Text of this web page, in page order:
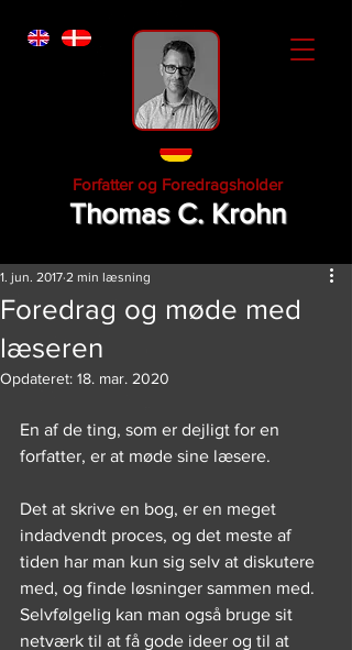
Forfatter og Foredragsholder
Thomas C. Krohn
Foredrag og møde med
læseren
1. jun. 2017 2 min læsning
Opdateret: 18. mar. 2020
En af de ting, som er dejligt for en
forfatter, er at møde sine læsere.
Det at skrive en bog, er en meget
indadvendt proces, og det meste af
tiden har man kun sig selv at diskutere
med, og finde løsninger sammen med.
Selvfølgelig kan man også bruge sit
netværk til at få gode ideer og til at